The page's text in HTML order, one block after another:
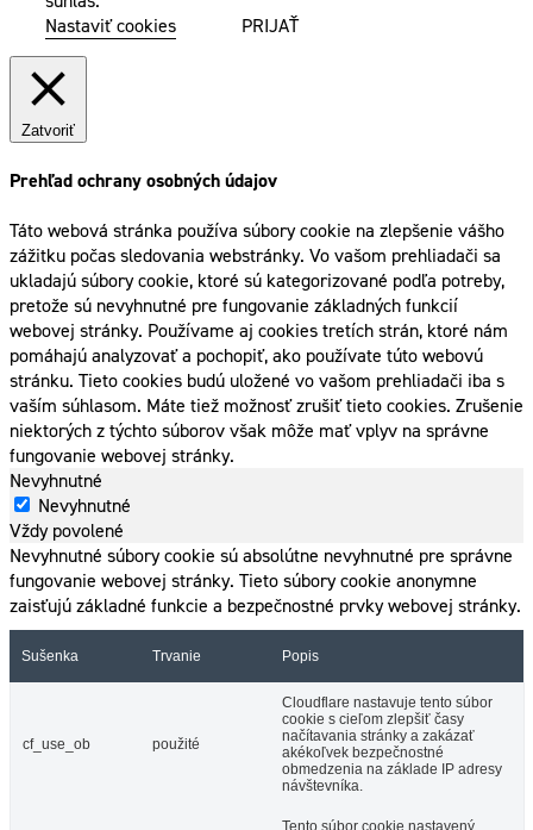
Nastaviť cookies
PRIJAŤ
Zatvoriť
Prehľad ochrany osobných údajov
Táto webová stránka používa súbory cookie na zlepšenie vášho
zážitku počas sledovania webstránky. Vo vašom prehliadači sa
ukladajú súbory cookie, ktoré sú kategorizované podľa potreby,
pretože sú nevyhnutné pre fungovanie základných funkcií
webovej stránky. Používame aj cookies tretích strán, ktoré nám
pomáhajú analyzovať a pochopiť, ako používate túto webovú
stránku. Tieto cookies budú uložené vo vašom prehliadači iba s
vaším súhlasom. Máte tiež možnosť zrušiť tieto cookies. Zrušenie
niektorých z týchto súborov však môže mať vplyv na správne
fungovanie webovej stránky.
Nevyhnutné
Nevyhnutné
Vždy povolené
Nevyhnutné súbory cookie sú absolútne nevyhnutné pre správne
fungovanie webovej stránky. Tieto súbory cookie anonymne
zaisťujú základné funkcie a bezpečnostné prvky webovej stránky.
Sušenka Trvanie Popis
cf_use_ob použité
Cloudflare nastavuje tento súbor
cookie s cieľom zlepšiť časy
načítavania stránky a zakázať
akékoľvek bezpečnostné
obmedzenia na základe IP adresy
návštevníka.
Tento súbor cookie nastavený